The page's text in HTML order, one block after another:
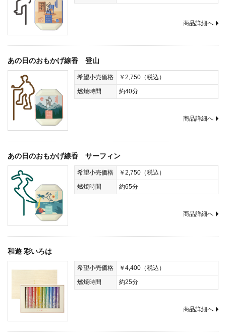
商品詳細へ
あの日のおもかげ線香 登山
希望小売価格
￥2,750（税込）
燃焼時間
約40分
商品詳細へ
あの日のおもかげ線香 サーフィン
希望小売価格
￥2,750（税込）
燃焼時間
約65分
商品詳細へ
和遊 彩いろは
希望小売価格
￥4,400（税込）
燃焼時間
約25分
商品詳細へ